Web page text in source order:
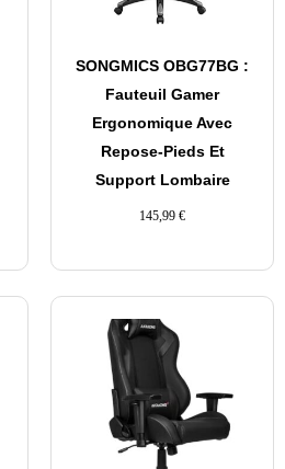
SONGMICS OBG77BG :
Fauteuil Gamer
Ergonomique Avec
Repose-Pieds Et
Support Lombaire
145,99 €